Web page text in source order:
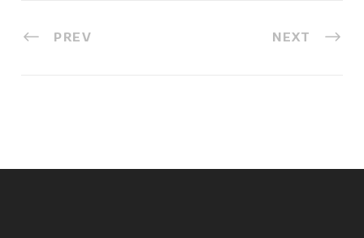
PREV NEXT